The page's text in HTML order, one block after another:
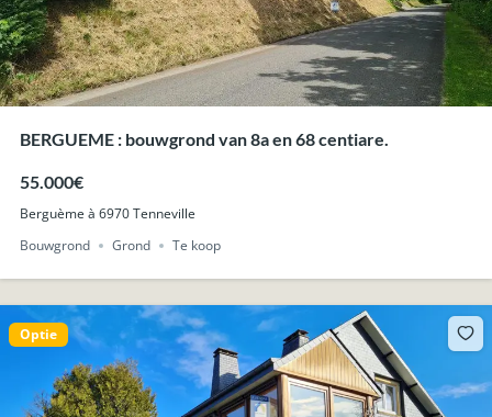
BERGUEME : bouwgrond van 8a en 68 centiare.
55.000€
Berguème à 6970 Tenneville
Bouwgrond
Grond Te koop
Optie